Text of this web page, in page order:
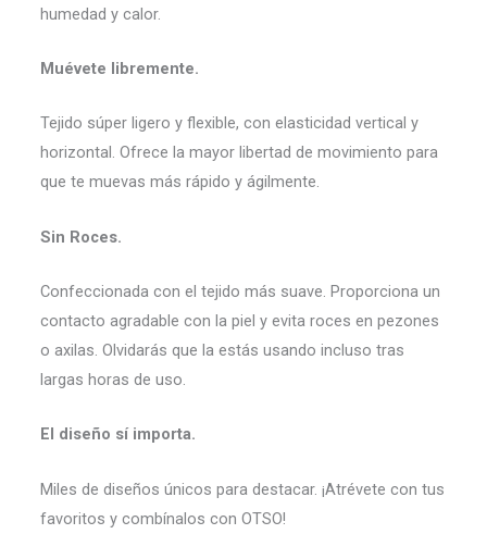
humedad y calor.
Muévete libremente.
Tejido súper ligero y flexible, con elasticidad vertical y
horizontal. Ofrece la mayor libertad de movimiento para
que te muevas más rápido y ágilmente.
Sin Roces.
Confeccionada con el tejido más suave. Proporciona un
contacto agradable con la piel y evita roces en pezones
o axilas. Olvidarás que la estás usando incluso tras
largas horas de uso.
El diseño sí importa.
Miles de diseños únicos para destacar. ¡Atrévete con tus
favoritos y combínalos con OTSO!